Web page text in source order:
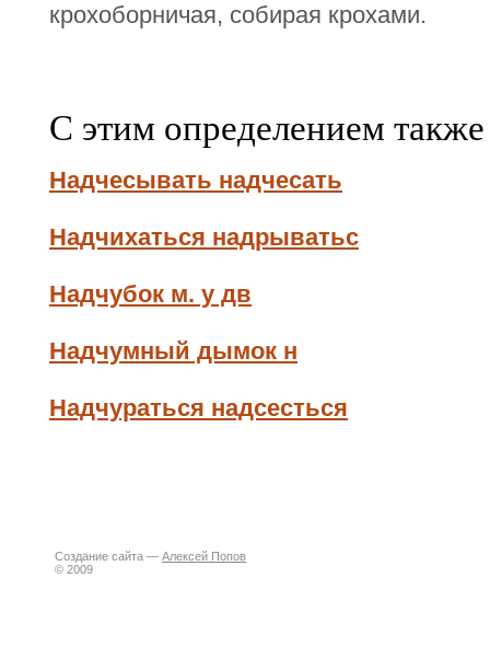
крохоборничая, собирая крохами.
С этим определением
Надчесывать надчесать
Надчихаться надрыватьс
Надчубок м. у дв
Надчумный дымок н
Надчураться надсесться
Создание сайта — Алексей Попов
© 2009